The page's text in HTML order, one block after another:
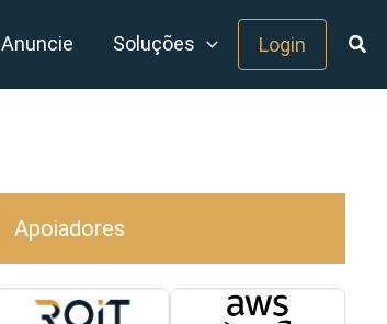
Anuncie Soluções Login
Apoiadores